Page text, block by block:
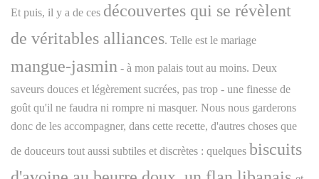
Et puis, il y a de ces découvertes qui se révèlent
de véritables alliances. Telle est le mariage
mangue-jasmin - à mon palais tout au moins. Deux
saveurs douces et légèrement sucrées, pas trop - une finesse de
goût qu'il ne faudra ni rompre ni masquer. Nous nous garderons
donc de les accompagner, dans cette recette, d'autres choses que
de douceurs tout aussi subtiles et discrètes : quelques biscuits